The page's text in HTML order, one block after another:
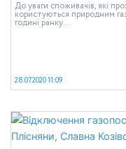
До уваги споживачів, які
користуються природним
годині ранку...
28.07.2020 11:09